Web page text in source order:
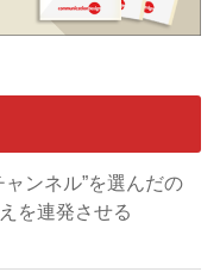
ンネル”を選んだの
を連発させる